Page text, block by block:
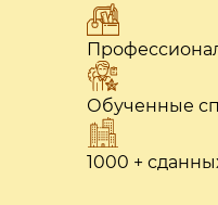
Обученные
1000 +